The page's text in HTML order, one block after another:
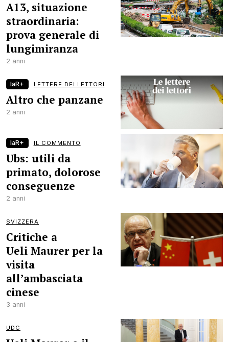
A13, situazione
straordinaria:
prova generale di
lungimiranza
2 anni
laR+ LETTERE DEI LETTORI
Altro che panzane
2 anni
laR+ IL COMMENTO
Ubs: utili da
primato, dolorose
conseguenze
2 anni
SVIZZERA
Critiche a
Ueli Maurer per la
visita
all’ambasciata
cinese
3 anni
UDC